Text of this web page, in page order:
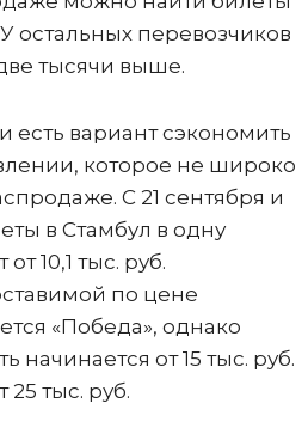
У остальных перевозчиков
тысячи выше.
есть вариант сэкономить
которое не широко
С 21 сентября и
в Стамбул в одну
10,1 тыс. руб.
по цене
«Победа», однако
начинается от 15 тыс. руб.
25 тыс. руб.